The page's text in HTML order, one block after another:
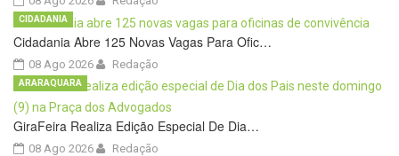
Cidadania Abre 125 Novas Vagas Para Ofic…
08 Ago 2026
CIDADANIA
Redação
GiraFeira Realiza Edição Especial De Dia…
08 Ago 2026
ARARAQUARA
Redação